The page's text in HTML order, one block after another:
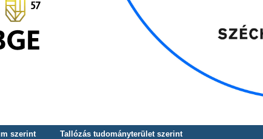
szerint
Tallózás tudományterület szerint